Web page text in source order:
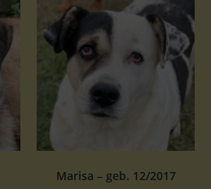
Marisa – geb. 12/2017